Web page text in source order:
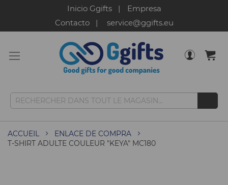
Inicio Ggifts
Empresa
Contacto
service@ggifts.eu
ACCUEIL
ENLACE DE COMPRA
T-SHIRT ADULTE COULEUR "KEYA" MC180